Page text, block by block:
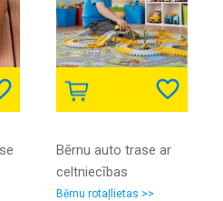
Bērnu auto trase ar
celtniecības
transportlīdzekļiem,
Bērnu rotaļlietas >>